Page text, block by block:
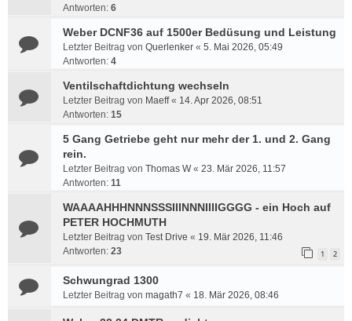
Antworten: 6
Weber DCNF36 auf 1500er Bedüsung und Leistung
Letzter Beitrag von Querlenker « 5. Mai 2026, 05:49
Antworten: 4
Ventilschaftdichtung wechseln
Letzter Beitrag von Maeff« 14. Apr 2026, 08:51
Antworten: 15
5 Gang Getriebe geht nur mehr der 1. und 2. Gang
rein.
Letzter Beitrag von Thomas W« 23. Mär 2026, 11:57
Antworten: 11
WAAAAHHHNNNSSSIIINNNIIIIGGGG - ein Hoch auf
PETER HOCHMUTH
Letzter Beitrag von Test Drive « 19. Mär 2026, 11:46
Antworten: 23 1 2
Schwungrad 1300
Letzter Beitrag von magath7 « 18. Mär 2026, 08:46